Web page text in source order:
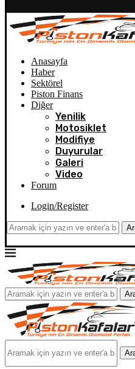
Anasayfa
Haber
Sektörel
Piston Finans
Diğer
Yenilik
Motosiklet
Modifiye
Duyurular
Galeri
Video
Forum
Login/Register